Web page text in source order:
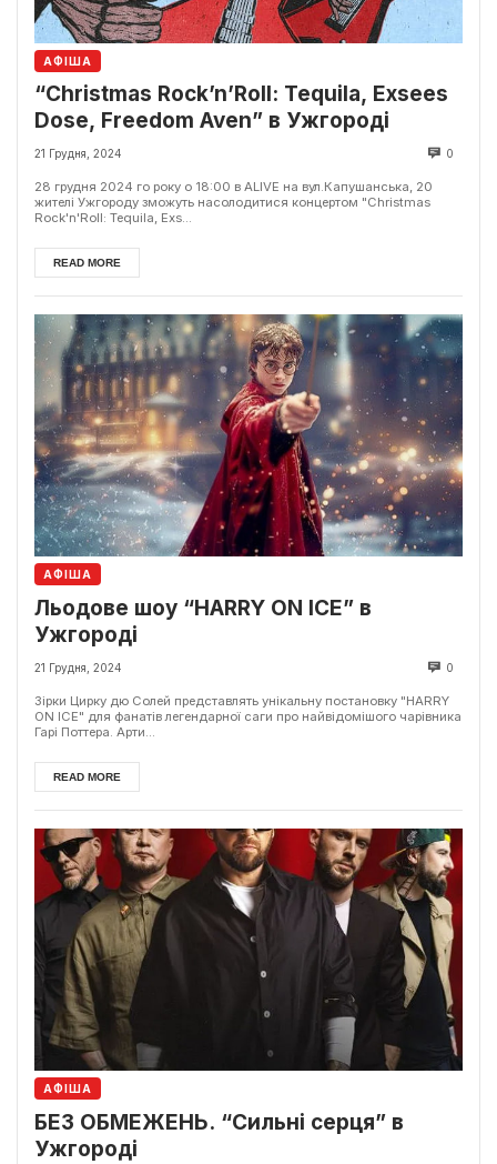
АФІША
“Christmas Rock’n’Roll: Tequila, Exsees
Dose, Freedom Aven” в Ужгороді
21 Грудня, 2024 0
28 грудня 2024 го року о 18:00 в ALIVE на вул.Капушанська, 20
жителі Ужгороду зможуть насолодитися концертом "Christmas
Rock'n'Roll: Tequila, Exs...
READ MORE
АФІША
Льодове шоу “HARRY ON ICE” в
Ужгороді
21 Грудня, 2024 0
Зірки Цирку дю Солей представлять унікальну постановку "HARRY
ON ICE" для фанатів легендарної саги про найвідомішого чарівника
Гарі Поттера. Арти...
READ MORE
АФІША
БЕЗ ОБМЕЖЕНЬ. “Сильні серця” в
Ужгороді